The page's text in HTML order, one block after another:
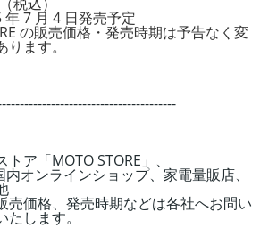
7 月 4 日発売予定
の販売価格・発売時期は予告なく変
ます。
ア「MOTO STORE」、
内オンラインショップ、家電量販店、
価格、発売時期などは各社へお問い
します。